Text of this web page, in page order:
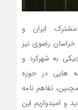
ایران و
خراسان رضوی نیز
به شهرکرد و
هایی در حوزه
تفاهم نامه
و امیدواریم این